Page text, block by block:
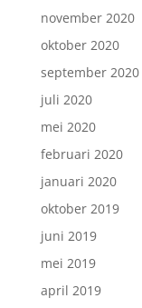
november 2020
oktober 2020
september 2020
juli 2020
mei 2020
februari 2020
januari 2020
oktober 2019
juni 2019
mei 2019
april 2019